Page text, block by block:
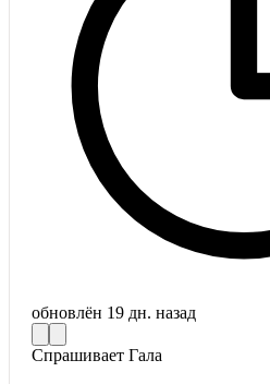
обновлён 19 дн. назад
Спрашивает Гала